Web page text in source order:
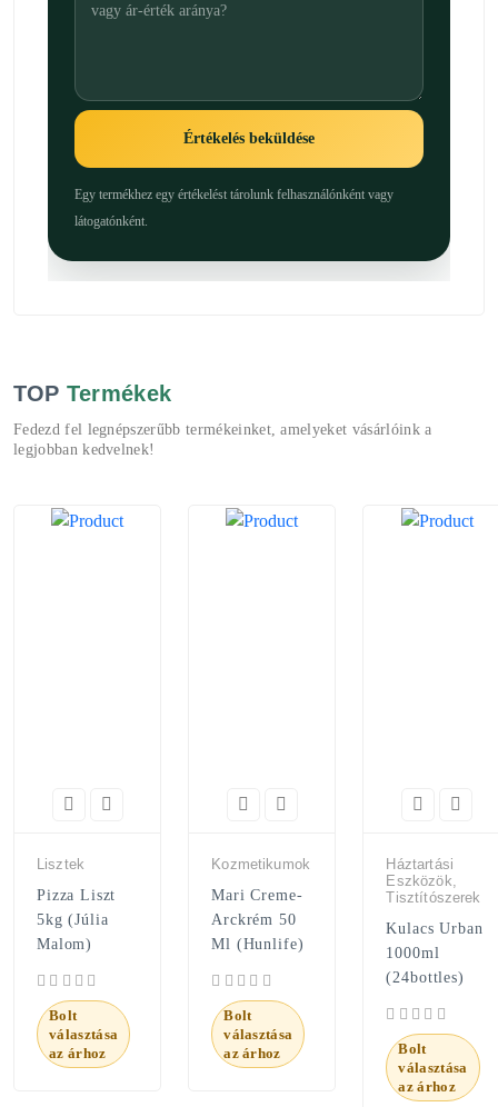
Értékelés beküldése
Egy termékhez egy értékelést tárolunk felhasználónként vagy
látogatónként.
TOP Termékek
Fedezd fel legnépszerűbb termékeinket, amelyeket vásárlóink a
legjobban kedvelnek!
Lisztek
Pizza Liszt
5kg (Júlia
Malom)
Bolt
választása
az árhoz
Kozmetikumok
Mari Creme-
Arckrém 50
Ml (Hunlife)
Bolt
választása
az árhoz
Háztartási
Eszközök,
Tisztítószerek
Kulacs Urban
1000ml
(24bottles)
Bolt
választása
az árhoz